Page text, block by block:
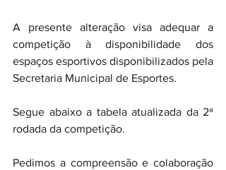
A presente alteração visa adequar a
competição à disponibilidade dos
espaços esportivos disponibilizados pela
Secretaria Municipal de Esportes.
Segue abaixo a tabela atualizada da 2ª
rodada da competição.
Pedimos a compreensão e colaboração